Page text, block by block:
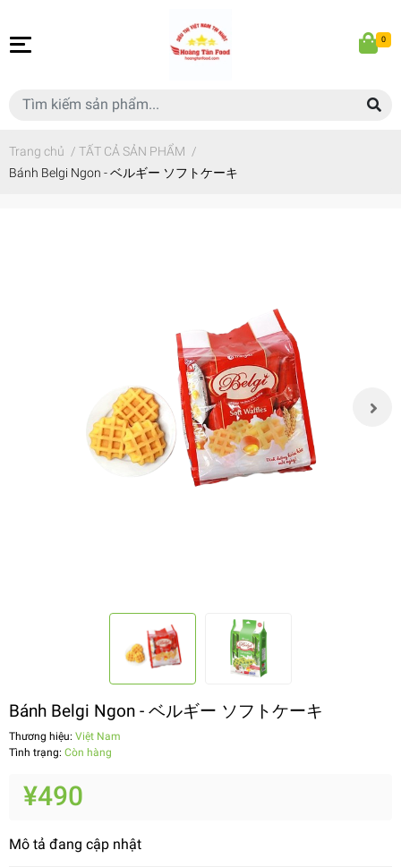
0
Trang chủ / TẤT CẢ SẢN PHẨM /
Bánh Belgi Ngon - ベルギー ソフトケーキ
Bánh Belgi Ngon - ベルギー ソフトケーキ
Thương hiệu: Việt Nam
Tình trạng: Còn hàng
¥490
Mô tả đang cập nhật